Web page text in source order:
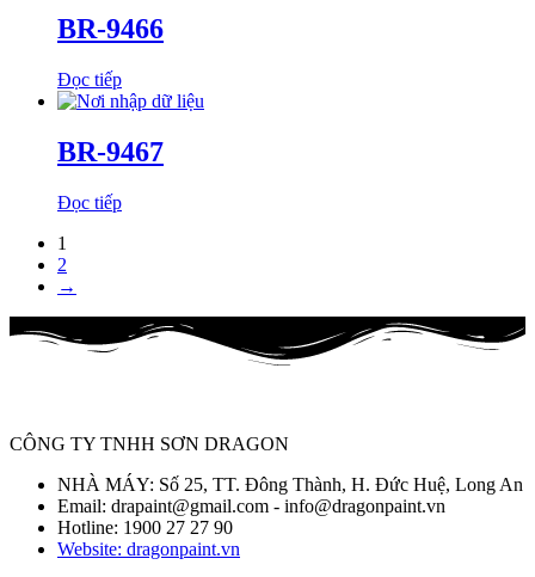
BR-9466
Đọc tiếp
BR-9467
Đọc tiếp
1
2
→
CÔNG TY TNHH SƠN DRAGON
NHÀ MÁY: Số 25, TT. Đông Thành, H. Đức Huệ, Long An
Email: drapaint@gmail.com - info@dragonpaint.vn
Hotline: 1900 27 27 90
Website: dragonpaint.vn